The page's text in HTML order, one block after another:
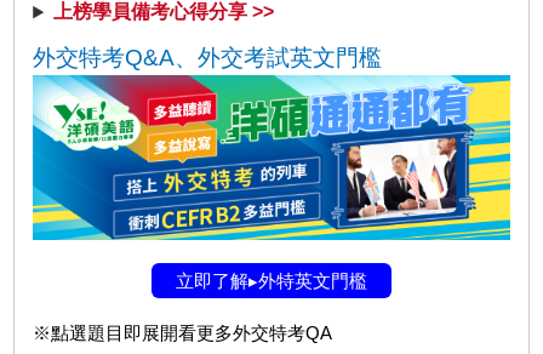
上榜學員備考心得分享 >>
外交特考Q&A、外交考試英文門檻
立即了解▸外特英文門檻
※點選題目即展開看更多外交特考QA